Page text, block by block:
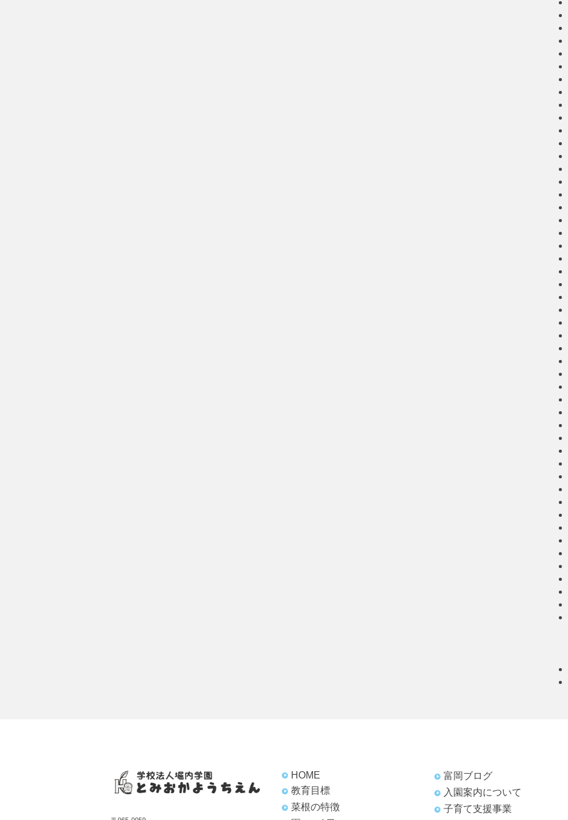
HOME
教育目標
菜根の特徴
富岡ブログ
入園案内について
子育て支援事業